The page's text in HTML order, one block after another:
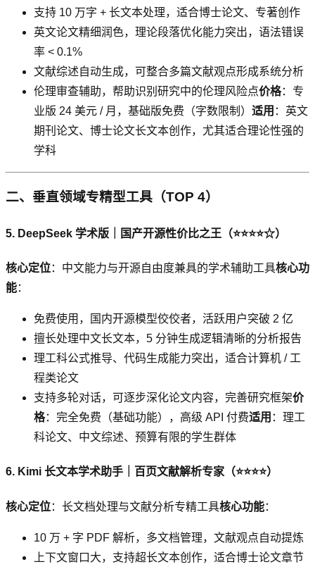
支持 10 万字 + 长文本处理，适合博士论文、专著创作
英文论文精细润色，理论段落优化能力突出，语法错误
率 < 0.1%
文献综述自动生成，可整合多篇文献观点形成系统分析
伦理审查辅助，帮助识别研究中的伦理风险点价格：专
业版 24 美元 / 月，基础版免费（字数限制） 适用 ：英文
期刊论文、博士论文长文本创作，尤其适合理论性强的
学科
二、垂直领域专精型工具（TOP 4）
5. DeepSeek 学术版｜国产开源性价比之王（⭐⭐⭐⭐☆）
核心定位：中文能力与开源自由度兼具的学术辅助工具核心功
能：
免费使用，国内开源模型佼佼者，活跃用户突破 2 亿
擅长处理中文长文本，5 分钟生成逻辑清晰的分析报告
理工科公式推导、代码生成能力突出，适合计算机 / 工
程类论文
支持多轮对话，可逐步深化论文内容，完善研究框架价
格：完全免费（基础功能），高级 API 付费适用 ：理工
科论文、中文综述、预算有限的学生群体
6. Kimi 长文本学术助手｜百页文献解析专家（⭐⭐⭐⭐）
核心定位：长文档处理与文献分析专精工具核心功能：
10 万 + 字 PDF 解析，多文档管理，文献观点自动提炼
上下文窗口大，支持超长文本创作，适合博士论文章节